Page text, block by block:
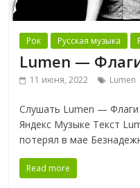
Рок Русская музыка
Lumen —
11 июня, 2022 Lumen
Слушать Lumen —
Яндекс Музыке Текст
потерял в мае
Read more